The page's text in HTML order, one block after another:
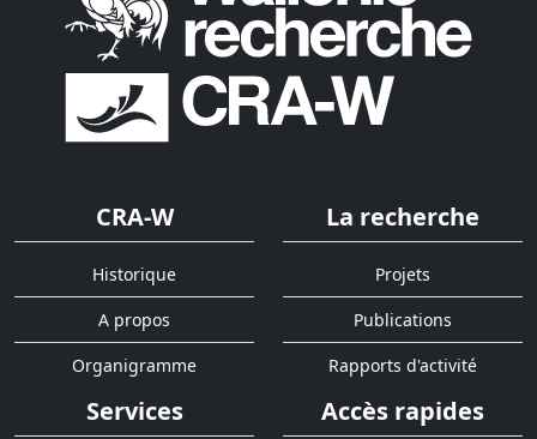
CRA-W
Historique
A propos
Organigramme
La recherche
Projets
Publications
Rapports d'activité
Services Accès rapides